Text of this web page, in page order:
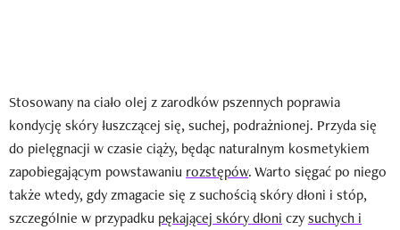
Stosowany na ciało olej z zarodków pszennych poprawia
kondycję skóry łuszczącej się, suchej, podrażnionej. Przyda się
do pielęgnacji w czasie ciąży, będąc naturalnym kosmetykiem
zapobiegającym powstawaniu rozstępów. Warto sięgać po niego
także wtedy, gdy zmagacie się z suchością skóry dłoni i stóp,
szczególnie w przypadku pękającej skóry dłoni czysuchych i